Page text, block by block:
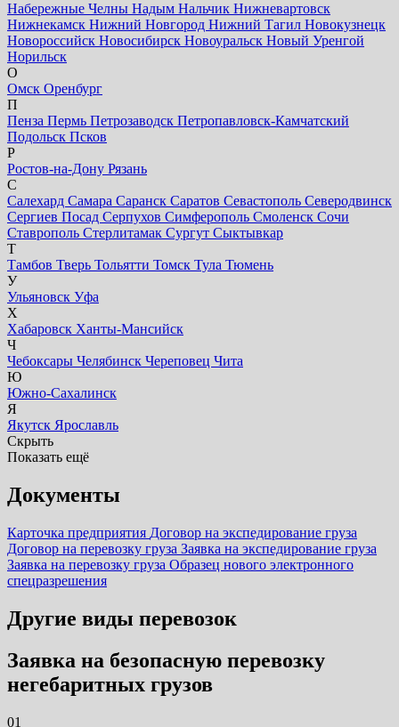
Набережные Челны Надым Нальчик Нижневартовск
Нижнекамск Нижний Новгород Нижний Тагил Новокузнецк
Новороссийск Новосибирск Новоуральск Новый Уренгой
Норильск
О
Омск Оренбург
П
Пенза Пермь Петрозаводск Петропавловск-Камчатский
Подольск Псков
Р
Ростов-на-Дону Рязань
С
Салехард Самара Саранск Саратов Севастополь Северодвинск
Сергиев Посад Серпухов Симферополь Смоленск Сочи
Ставрополь Стерлитамак Сургут Сыктывкар
Т
Тамбов Тверь Тольятти Томск Тула Тюмень
У
Ульяновск Уфа
Х
Хабаровск Ханты-Мансийск
Ч
Чебоксары Челябинск Череповец Чита
Ю
Южно-Сахалинск
Я
Якутск Ярославль
Скрыть
Показать ещё
Документы
Карточка предприятия Договор на экспедирование груза
Договор на перевозку груза Заявка на экспедирование груза
Заявка на перевозку груза Образец нового электронного
спецразрешения
Другие виды перевозок
Заявка на безопасную перевозку
негебаритных грузов
01